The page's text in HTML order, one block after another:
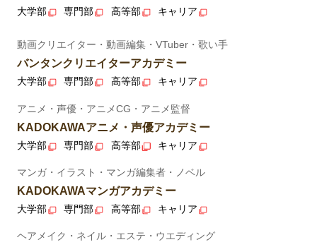
大学部 専門部 高等部 キャリア
動画クリエイター・動画編集・VTuber・歌い手
バンタンクリエイターアカデミー
大学部 専門部 高等部 キャリア
アニメ・声優・アニメCG・アニメ監督
KADOKAWAアニメ・声優アカデミー
大学部 専門部 高等部 キャリア
マンガ・イラスト・マンガ編集者・ノベル
KADOKAWAマンガアカデミー
大学部 専門部 高等部 キャリア
ヘアメイク・ネイル・エステ・ウエディング